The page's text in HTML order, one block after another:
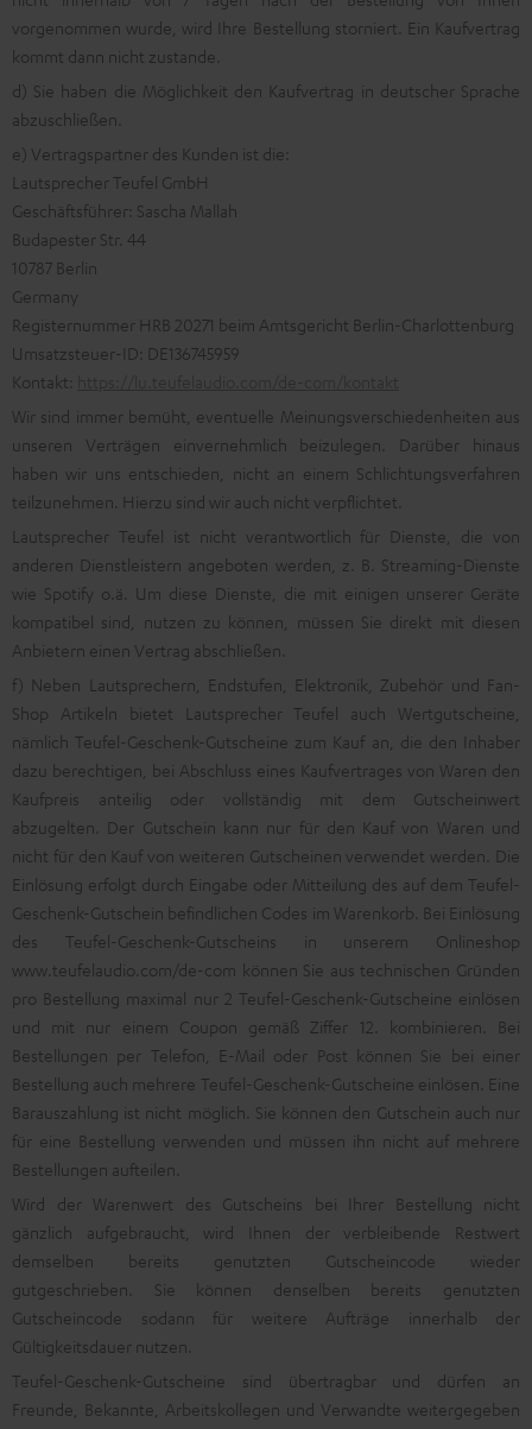
vorgenommen wurde, wird Ihre Bestellung storniert. Ein Kaufvertrag
kommt dann nicht zustande.
d) Sie haben die Möglichkeit den Kaufvertrag in deutscher Sprache
abzuschließen.
e) Vertragspartner des Kunden ist die:
Lautsprecher Teufel GmbH
Geschäftsführer: Sascha Mallah
Budapester Str. 44
10787 Berlin
Germany
Registernummer HRB 20271 beim Amtsgericht Berlin-Charlottenburg
Umsatzsteuer-ID: DE136745959
Kontakt:
Wir sind immer bemüht, eventuelle Meinungsverschiedenheiten aus
unseren Verträgen einvernehmlich beizulegen. Darüber hinaus
haben wir uns entschieden, nicht an einem Schlichtungsverfahren
teilzunehmen. Hierzu sind wir auch nicht verpflichtet.
Lautsprecher Teufel ist nicht verantwortlich für Dienste, die von
anderen Dienstleistern angeboten werden, z. B. Streaming-Dienste
wie Spotify o.ä. Um diese Dienste, die mit einigen unserer Geräte
kompatibel sind, nutzen zu können, müssen Sie direkt mit diesen
Anbietern einen Vertrag abschließen.
f) Neben Lautsprechern, Endstufen, Elektronik, Zubehör und Fan-
Shop Artikeln bietet Lautsprecher Teufel auch Wertgutscheine,
nämlich Teufel-Geschenk-Gutscheine zum Kauf an, die den Inhaber
dazu berechtigen, bei Abschluss eines Kaufvertrages von Waren den
Kaufpreis anteilig oder vollständig mit dem Gutscheinwert
abzugelten. Der Gutschein kann nur für den Kauf von Waren und
nicht für den Kauf von weiteren Gutscheinen verwendet werden. Die
Einlösung erfolgt durch Eingabe oder Mitteilung des auf dem Teufel-
Geschenk-Gutschein befindlichen Codes im Warenkorb. Bei Einlösung
des Teufel-Geschenk-Gutscheins in unserem Onlineshop
www.teufelaudio.com/de-com können Sie aus technischen Gründen
pro Bestellung maximal nur 2 Teufel-Geschenk-Gutscheine einlösen
und mit nur einem Coupon gemäß Ziffer 12. kombinieren. Bei
Bestellungen per Telefon, E-Mail oder Post können Sie bei einer
Bestellung auch mehrere Teufel-Geschenk-Gutscheine einlösen. Eine
Barauszahlung ist nicht möglich. Sie können den Gutschein auch nur
für eine Bestellung verwenden und müssen ihn nicht auf mehrere
Bestellungen aufteilen.
Wird der Warenwert des Gutscheins bei Ihrer Bestellung nicht
gänzlich aufgebraucht, wird Ihnen der verbleibende Restwert
demselben bereits genutzten Gutscheincode wieder
gutgeschrieben. Sie können denselben bereits genutzten
Gutscheincode sodann für weitere Aufträge innerhalb der
Gültigkeitsdauer nutzen.
Teufel-Geschenk-Gutscheine sind übertragbar und dürfen an
Freunde, Bekannte, Arbeitskollegen und Verwandte weitergegeben